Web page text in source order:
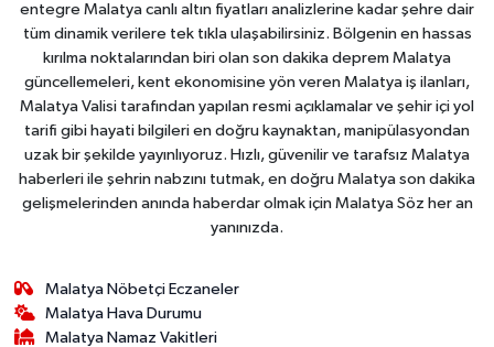
entegre Malatya canlı altın fiyatları analizlerine kadar şehre dair
tüm dinamik verilere tek tıkla ulaşabilirsiniz. Bölgenin en hassas
kırılma noktalarından biri olan son dakika deprem Malatya
güncellemeleri, kent ekonomisine yön veren Malatya iş ilanları,
Malatya Valisi tarafından yapılan resmi açıklamalar ve şehir içi yol
tarifi gibi hayati bilgileri en doğru kaynaktan, manipülasyondan
uzak bir şekilde yayınlıyoruz. Hızlı, güvenilir ve tarafsız Malatya
haberleri ile şehrin nabzını tutmak, en doğru Malatya son dakika
gelişmelerinden anında haberdar olmak için Malatya Söz her an
yanınızda.
Malatya Nöbetçi Eczaneler
Malatya Hava Durumu
Malatya Namaz Vakitleri